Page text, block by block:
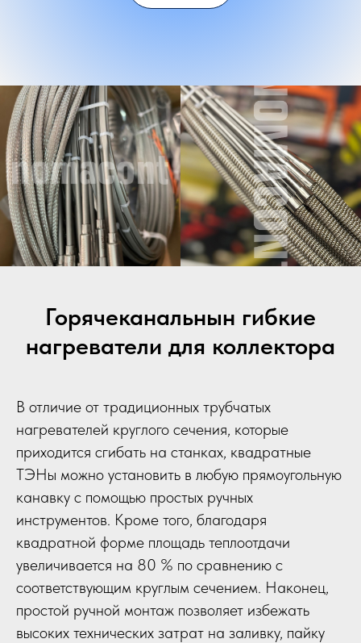
Горячеканальнын гибкие
нагреватели для коллектора
В отличие от традиционных трубчатых
нагревателей круглого сечения, которые
приходится сгибать на станках, квадратные
ТЭНы можно установить в любую прямоугольную
канавку с помощью простых ручных
инструментов. Кроме того, благодаря
квадратной форме площадь теплоотдачи
увеличивается на 80 % по сравнению с
соответствующим круглым сечением. Наконец,
простой ручной монтаж позволяет избежать
высоких технических затрат на заливку, пайку